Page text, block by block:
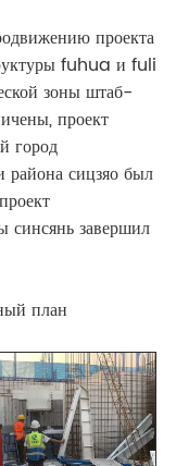
проекта
fuhua и fuli
зоны штаб-
проект
город
района сицзяо был
синсянь завершил
план